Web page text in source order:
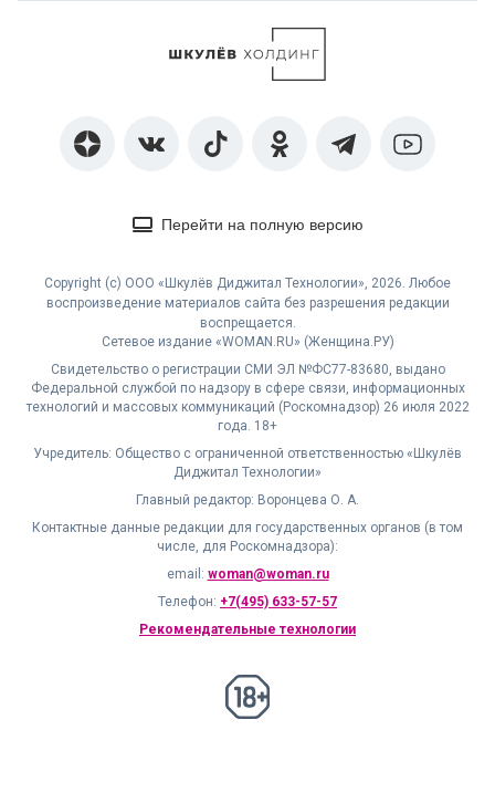
Перейти на полную версию
Copyright (с) ООО «Шкулёв Диджитал Технологии», 2026. Любое
воспроизведение материалов сайта без разрешения редакции
воспрещается.
Сетевое издание «WOMAN.RU» (Женщина.РУ)
Свидетельство о регистрации СМИ ЭЛ №ФС77-83680, выдано
Федеральной службой по надзору в сфере связи, информационных
технологий и массовых коммуникаций (Роскомнадзор) 26 июля 2022
года. 18+
Учредитель: Общество с ограниченной ответственностью «Шкулёв
Диджитал Технологии»
Главный редактор: Воронцева О. А.
Контактные данные редакции для государственных органов (в том
числе, для Роскомнадзора):
email: woman@woman.ru
Телефон: +7(495) 633-57-57
Рекомендательные технологии
18+